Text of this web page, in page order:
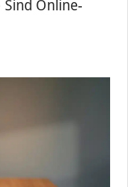
Online-